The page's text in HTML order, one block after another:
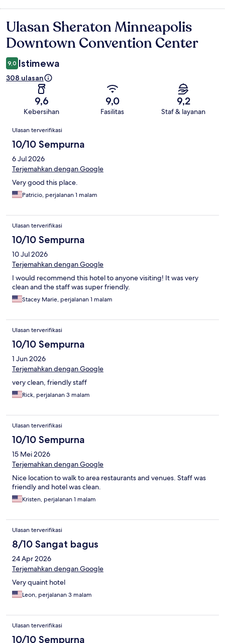
Ulasan
Ulasan Sheraton Minneapolis
Downtown Convention Center
9,0 Istimewa
308 ulasan
9,6
Kebersihan
9,0
Fasilitas
9,2
Staf & layanan
Ulasan
Ulasan terverifikasi
10/10 Sempurna
6 Jul 2026
Terjemahkan dengan Google
Very good this place.
Patricio, perjalanan 1 malam
Ulasan terverifikasi
10/10 Sempurna
10 Jul 2026
Terjemahkan dengan Google
I would recommend this hotel to anyone visiting! It was very
clean and the staff was super friendly.
Stacey Marie, perjalanan 1 malam
Ulasan terverifikasi
10/10 Sempurna
1 Jun 2026
Terjemahkan dengan Google
very clean, friendly staff
Rick, perjalanan 3 malam
Ulasan terverifikasi
10/10 Sempurna
15 Mei 2026
Terjemahkan dengan Google
Nice location to walk to area restaurants and venues. Staff was
friendly and hotel was clean.
Kristen, perjalanan 1 malam
Ulasan terverifikasi
8/10 Sangat bagus
24 Apr 2026
Terjemahkan dengan Google
Very quaint hotel
Leon, perjalanan 3 malam
Ulasan terverifikasi
10/10 Sempurna